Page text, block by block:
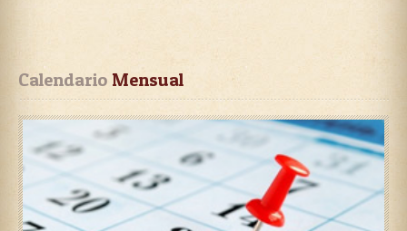
Calendario Mensual